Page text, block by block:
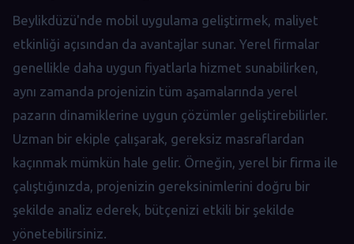
Beylikdüzü'nde mobil uygulama geliştirmek, maliyet
etkinliği açısından da avantajlar sunar. Yerel firmalar
genellikle daha uygun fiyatlarla hizmet sunabilirken,
aynı zamanda projenizin tüm aşamalarında yerel
pazarın dinamiklerine uygun çözümler geliştirebilirler.
Uzman bir ekiple çalışarak, gereksiz masraflardan
kaçınmak mümkün hale gelir. Örneğin, yerel bir firma ile
çalıştığınızda, projenizin gereksinimlerini doğru bir
şekilde analiz ederek, bütçenizi etkili bir şekilde
yönetebilirsiniz.